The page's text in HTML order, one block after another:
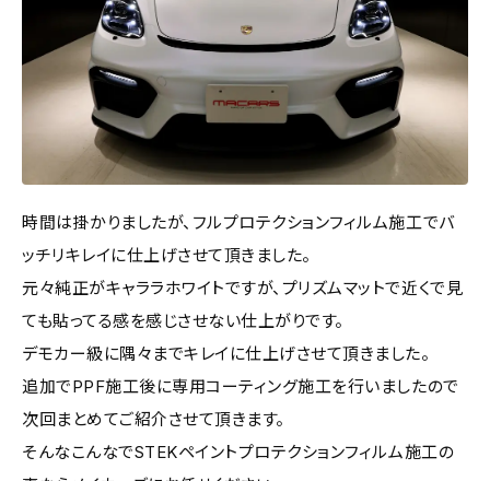
時間は掛かりましたが、フルプロテクションフィルム施工でバ
ッチリキレイに仕上げさせて頂きました。
元々純正がキャララホワイトですが、プリズムマットで近くで見
ても貼ってる感を感じさせない仕上がりです。
デモカー級に隅々までキレイに仕上げさせて頂きました。
追加でPPF施工後に専用コーティング施工を行いましたので
次回まとめてご紹介させて頂きます。
そんなこんなでSTEKペイントプロテクションフィルム施工の